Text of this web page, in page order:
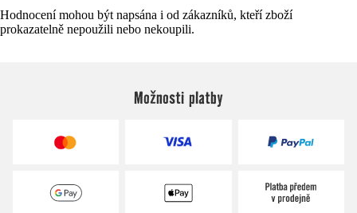
Hodnocení mohou být napsána i od zákazníků, kteří zboží
prokazatelně nepoužili nebo nekoupili.
Možnosti platby